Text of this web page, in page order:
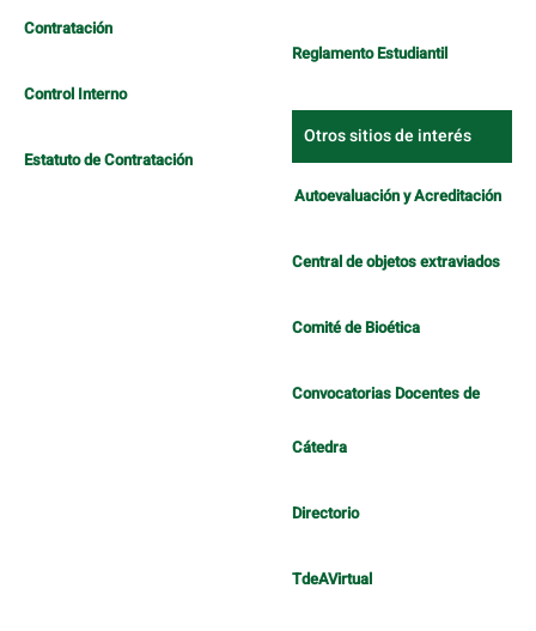
Contratación
Control Interno
Estatuto de Contratación
Reglamento Estudiantil
Otros sitios de interés
Autoevaluación y Acreditación
Central de objetos extraviados
Comité de Bioética
Convocatorias Docentes de
Cátedra
Directorio
TdeAVirtual